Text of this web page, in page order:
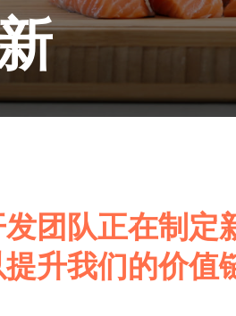
团队正在制定
升我们的价值